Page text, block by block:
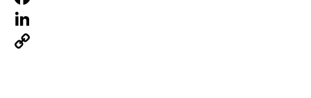
Facebook
LinkedIn